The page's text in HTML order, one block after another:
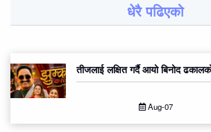
धेरै पढिएको
तीजलाई लक्षित गर्दै आयो बिनोद
Aug-07